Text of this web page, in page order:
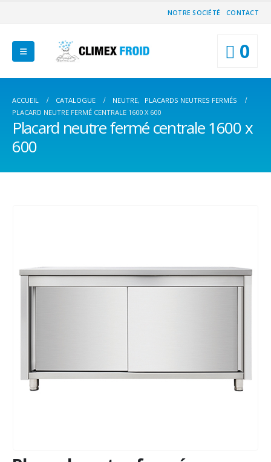
NOTRE SOCIÉTÉ CONTACT
0
ACCUEIL CATALOGUE NEUTRE,
PLACARDS NEUTRES FERMÉS
PLACARD NEUTRE FERMÉ CENTRALE 1600 X 600
Placard neutre fermé centrale 1600 x
600